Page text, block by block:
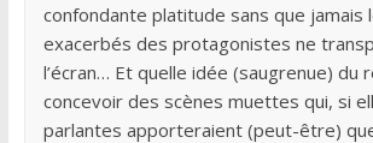
confondante platitude sans que jamais
exacerbés des protagonistes ne
l’écran… Et quelle idée (saugrenue) du
concevoir des scènes muettes qui, si
parlantes apporteraient (peut-être)